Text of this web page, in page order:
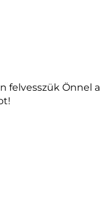
felvesszük Önnel a